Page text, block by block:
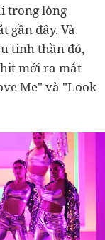
trong lòng
gần đây. Và
tinh thần đó,
mới ra mắt
Me" và "Look